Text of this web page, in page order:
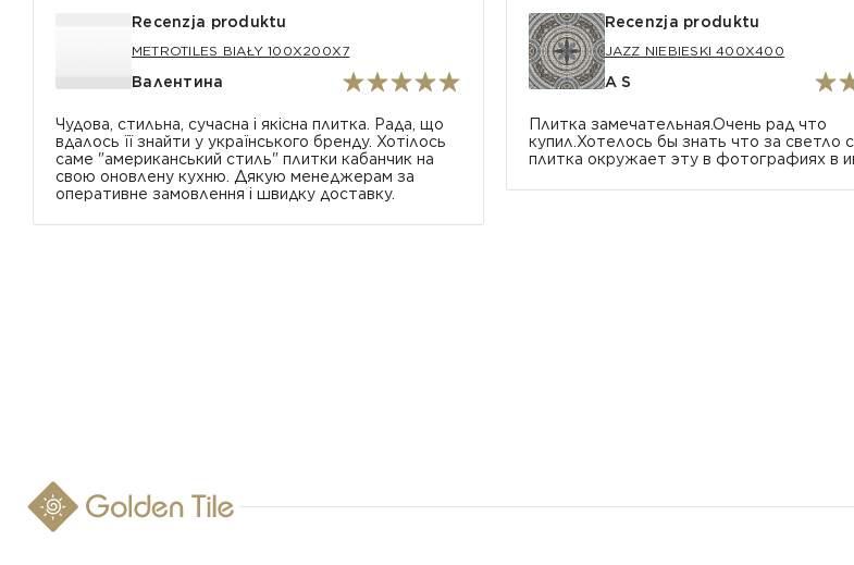
Recenzja produktu
METROTILES BIAŁY 100X200X7
Валентина
Чудова, стильна, сучасна і якісна плитка. Рада, що
вдалось її знайти у українського бренду. Хотілось
саме "американський стиль" плитки кабанчик на
свою оновлену кухню. Дякую менеджерам за
оперативне замовлення і швидку доставку.
Recenzja produktu
JAZZ NIEBIESKI 400Х400
A S
Плитка замечательная.Очень рад что
купил.Хотелось бы знать что за светло
плитка окружает эту в фотографиях в